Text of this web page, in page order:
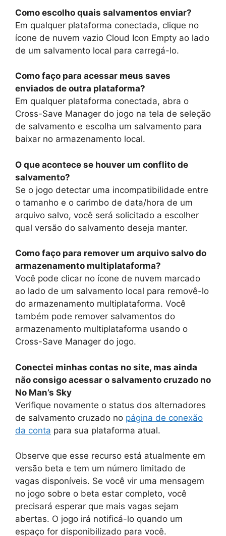
Como escolho quais salvamentos enviar?
Em qualquer plataforma conectada, clique no
ícone de nuvem vazio Cloud Icon Empty ao lado
de um salvamento local para carregá-lo.
Como faço para acessar meus saves
enviados de outra plataforma?
Em qualquer plataforma conectada, abra o
Cross-Save Manager do jogo na tela de seleção
de salvamento e escolha um salvamento para
baixar no armazenamento local.
O que acontece se houver um conflito de
salvamento?
Se o jogo detectar uma incompatibilidade entre
o tamanho e o carimbo de data/hora de um
arquivo salvo, você será solicitado a escolher
qual versão do salvamento deseja manter.
Como faço para remover um arquivo salvo do
armazenamento multiplataforma?
Você pode clicar no ícone de nuvem marcado
ao lado de um salvamento local para removê-lo
do armazenamento multiplataforma. Você
também pode remover salvamentos do
armazenamento multiplataforma usando o
Cross-Save Manager do jogo.
Conectei minhas contas no site, mas ainda
não consigo acessar o salvamento cruzado no
No Man’s Sky
Verifique novamente o status dos alternadores
de salvamento cruzado no página de conexão
da conta para sua plataforma atual.
Observe que esse recurso está atualmente em
versão beta e tem um número limitado de
vagas disponíveis. Se você vir uma mensagem
no jogo sobre o beta estar completo, você
precisará esperar que mais vagas sejam
abertas. O jogo irá notificá-lo quando um
espaço for disponibilizado para você.